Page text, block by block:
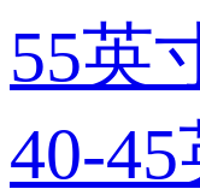
55英
40-